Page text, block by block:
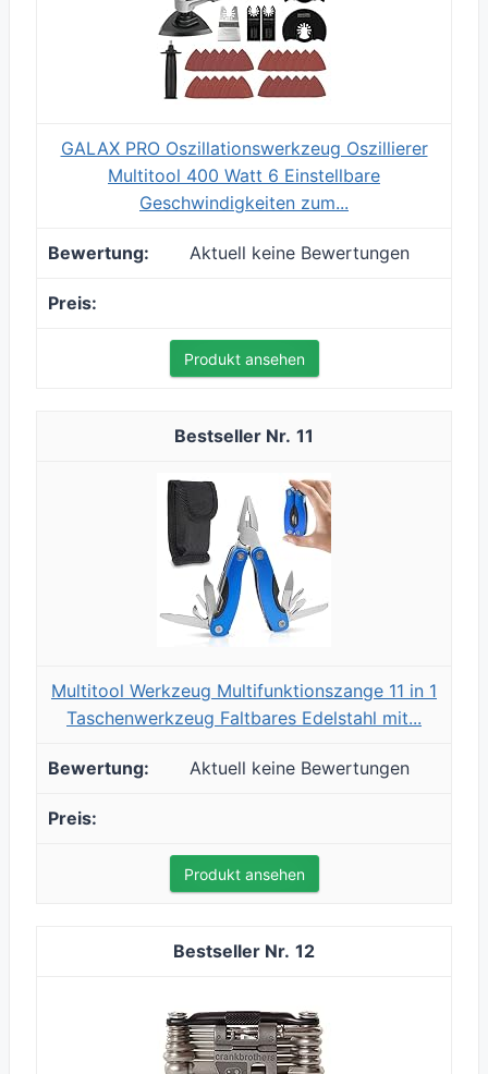
GALAX PRO Oszillationswerkzeug Oszillierer
Multitool 400 Watt 6 Einstellbare
Geschwindigkeiten zum...
Aktuell keine Bewertungen
Produkt ansehen
11
Multitool Werkzeug Multifunktionszange 11 in 1
Taschenwerkzeug Faltbares Edelstahl mit...
Aktuell keine Bewertungen
Produkt ansehen
12